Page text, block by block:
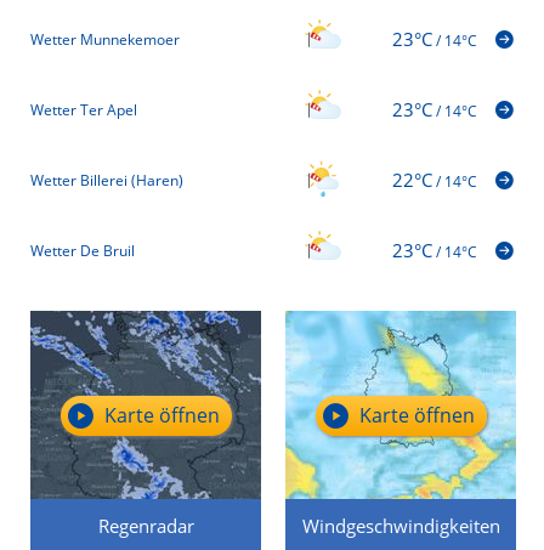
Wetter Munnekemoer 23°C/14°C
Wetter Ter Apel 23°C/14°C
Wetter Billerei (Haren) 22°C/14°C
Wetter De Bruil 23°C/14°C
Regenradar
Karte öffnen
Windgeschwindigkeiten
Karte öffnen